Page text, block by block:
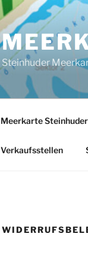
Steinhuder
Meerkarte
Verkaufsstellen